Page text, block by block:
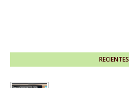
RECIENTES